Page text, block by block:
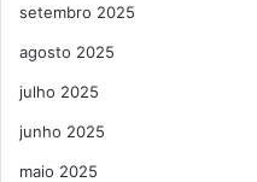
setembro 2025
agosto 2025
julho 2025
junho 2025
maio 2025